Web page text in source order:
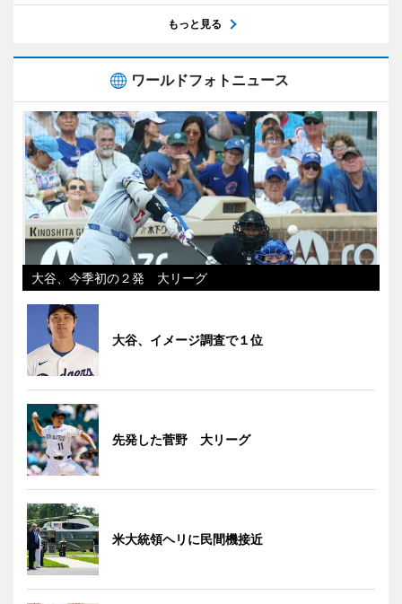
もっと見る
ワールドフォトニュース
大谷、今季初の２発 大リーグ
大谷、イメージ調査で１位
先発した菅野 大リーグ
米大統領ヘリに民間機接近